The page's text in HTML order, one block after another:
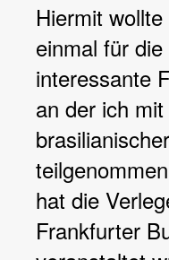
Hiermit
einmal für
interessante
an der ich
hat die
Frankfurter